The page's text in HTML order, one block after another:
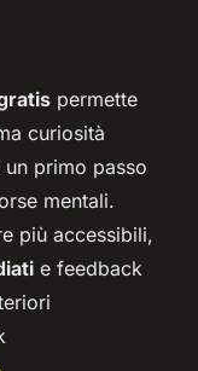
permette
curiosità
primo passo
mentali.
più accessibili,
e feedback